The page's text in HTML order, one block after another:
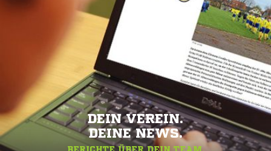
DEIN VEREIN.
DEINE NEWS.
BERICHTE ÜBER DEIN TEAM.